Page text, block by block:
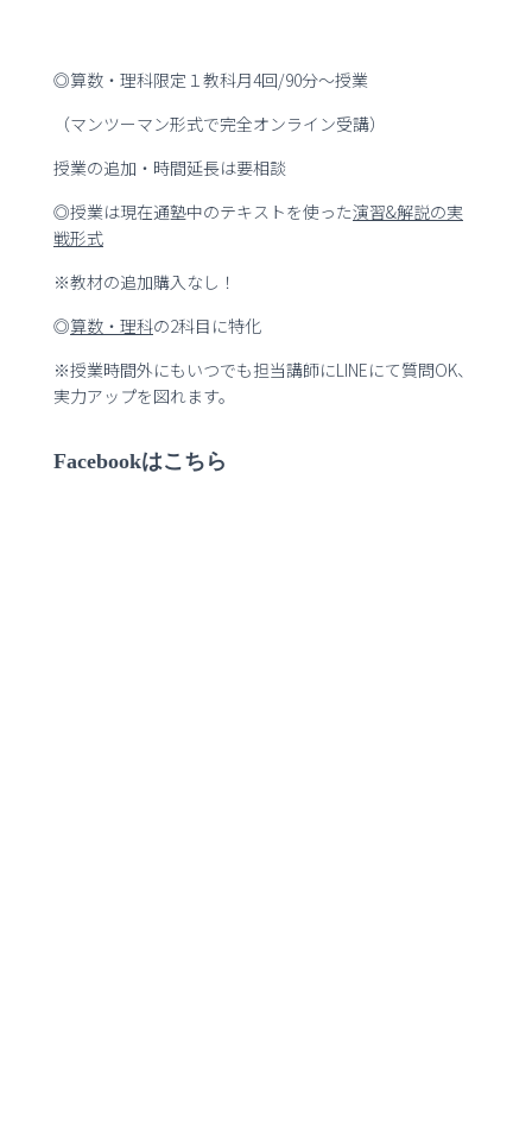
◎算数・理科限定１教科月4回/90分～授業
（マンツーマン形式で完全オンライン受講）
授業の追加・時間延長は要相談
◎授業は現在通塾中のテキストを使った演習&解説の実
戦形式
※教材の追加購入なし！
◎算数・理科の2科目に特化
※授業時間外にもいつでも担当講師にLINEにて質問OK、
実力アップを図れます。
Facebookはこちら